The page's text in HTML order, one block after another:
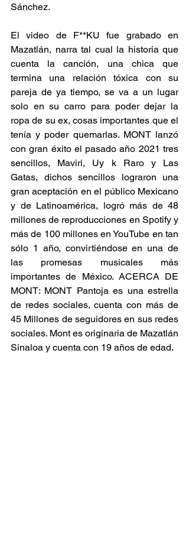
Sánchez.
El video de F**KU fue grabado en
Mazatlán, narra tal cual la historia que
cuenta la canción, una chica que
termina una relación tóxica con su
pareja de ya tiempo, se va a un lugar
solo en su carro para poder dejar la
ropa de su ex, cosas importantes que el
tenía y poder quemarlas. MONT lanzó
con gran éxito el pasado año 2021 tres
sencillos, Maviri, Uy k Raro y Las
Gatas, dichos sencillos lograron una
gran aceptación en el público Mexicano
y de Latinoamérica, logró más de 48
millones de reproducciones en Spotify y
más de 100 millones en YouTube en tan
sólo 1 año, convirtiéndose en una de
las promesas musicales más
importantes de México. ACERCA DE
MONT: MONT Pantoja es una estrella
de redes sociales, cuenta con más de
45 Millones de seguidores en sus redes
sociales. Mont es originaria de Mazatlán
Sinaloa y cuenta con 19 años de edad.